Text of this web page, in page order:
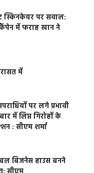
स्किनकेयर पर सवाल:
में फराह खान ने
में
पर लगे प्रभावी
में लिप्त गिरोहों के
: सीएम शर्मा
बिजनेस हाउस बनने